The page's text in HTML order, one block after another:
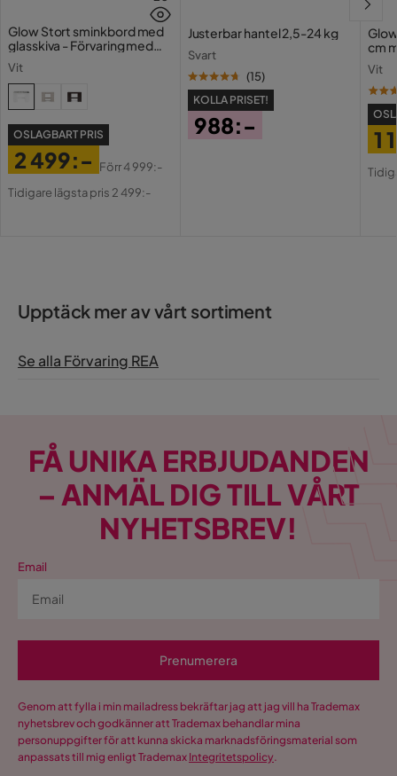
Glow Stort sminkbord med
glasskiva - Förvaring med
Vit
OSLAGBART PRIS
Pris
2 499:-
Original
Förr4 999:-
Tidigare lägsta pris 2 499:-
Justerbar hantel 2,5-24 kg
Svart
(15)
KOLLA PRISET!
988:-
cm
Vit
1
Upptäck mer av vårt sortiment
Se alla Förvaring REA
FÅ UNIKA ERBJUDANDEN
– ANMÄL DIG TILL VÅRT
NYHETSBREV!
Email
Prenumerera
Genom att fylla i min mailadress bekräftar jag att jag vill ha Trademax
nyhetsbrev och godkänner att Trademax behandlar mina
personuppgifter för att kunna skicka marknadsföringsmaterial som
anpassats till mig enligt Trademax Integritetspolicy.